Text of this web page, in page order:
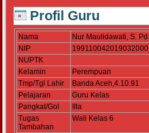
Profil Guru
Nama
Nur Maulidawati, S. Pd
NIP
199110042019032000
NUPTK
Kelamin
Perempuan
Tmp/Tgl Lahir
Banda Aceh,4.10.91
Pelajaran
Guru Kelas
Pangkat/Gol
IIIa
Tugas
Tambahan
Wali Kelas 6